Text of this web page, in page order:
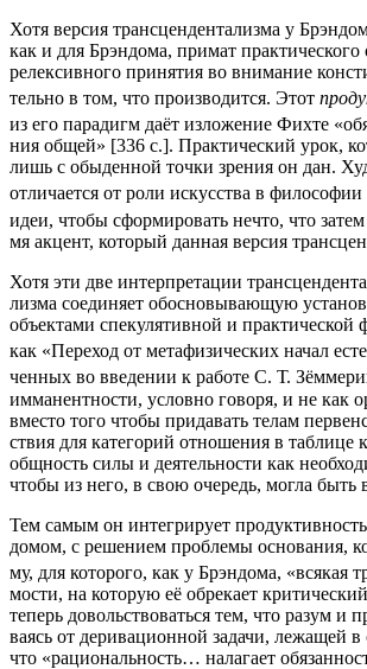
Хотя вер­сия транс­цен­ден­та­лиз­ма у
как и для Брэн­до­ма, при­мат
релек­сив­но­го при­ня­тия во вни­ма­ние
тель­но в том, что про­из­во­дит­ся. Этот
из его пара­дигм даёт изло­же­ние Фих­те
ния общей» [336 c.]. Прак­ти­че­ский урок,
лишь с обы­ден­ной точ­ки зре­ния он дан.
отли­ча­ет­ся от роли искус­ства в
идеи, что­бы сфор­ми­ро­вать нечто, что
мя акцент, кото­рый дан­ная вер­сия
Хотя эти две интер­пре­та­ции
лиз­ма соеди­ня­ет обос­но­вы­ва­ю­щую
объ­ек­та­ми спе­ку­ля­тив­ной и
как «Пере­ход от мета­фи­зи­че­ских начал
чен­ных во вве­де­нии к рабо­те С. Т.
имма­нент­но­сти, услов­но гово­ря, и не как
вме­сто того что­бы при­да­вать телам
ствия для кате­го­рий отно­ше­ния в
общ­ность силы и дея­тель­но­сти как
что­бы из него, в свою оче­редь, мог­ла быть
Тем самым он инте­гри­ру­ет
до­мом, с реше­ни­ем про­бле­мы осно­ва­ния,
му, для кото­ро­го, как у Брэн­до­ма, «вся­кая
мо­сти, на кото­рую её обре­ка­ет
теперь доволь­ство­вать­ся тем, что разум
ва­ясь от дери­ва­ци­он­ной зада­чи, лежа­щей
что «раци­о­наль­ность… нала­га­ет